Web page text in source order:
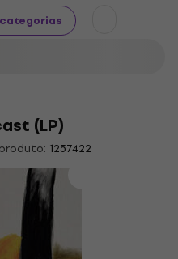
(LP)
1257422